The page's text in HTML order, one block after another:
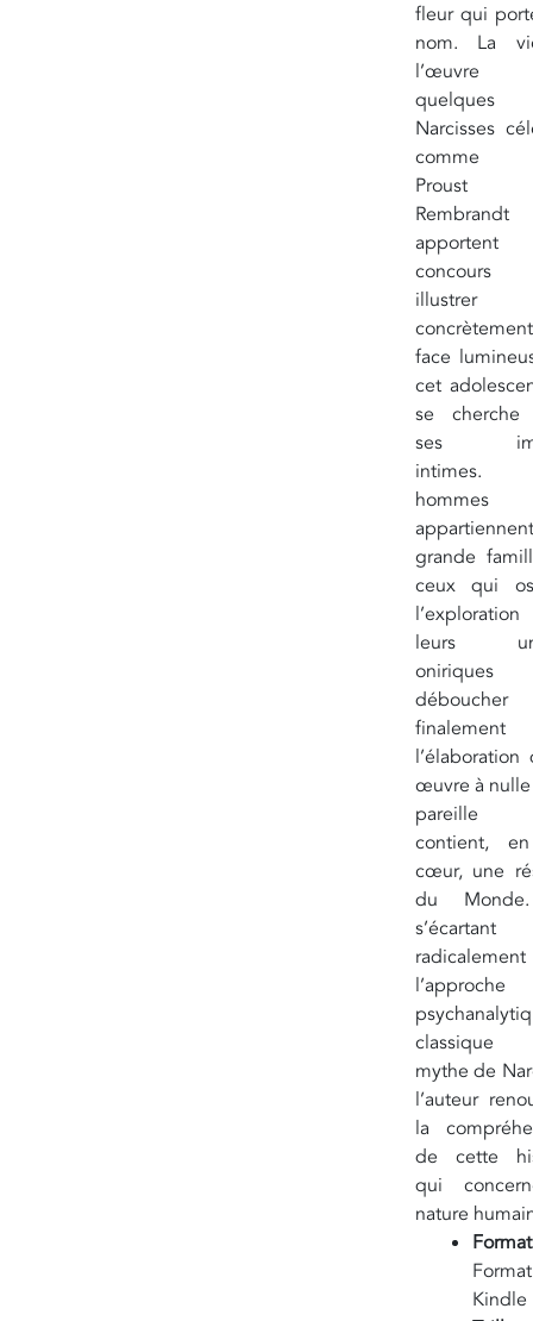
fleur qui
nom. La
quelques
Narcisses
comme
Rembrandt
apportent
concours
illustrer
face
cet
se cherche
ses
intimes.
hommes
grande
ceux qui
leurs
oniriques
déboucher
l’élaboration
œuvre à
pareille
contient,
cœur, une
du
s’écartant
l’approche
mythe de
l’auteur
la
de cette
qui
nature
Format
Kindle